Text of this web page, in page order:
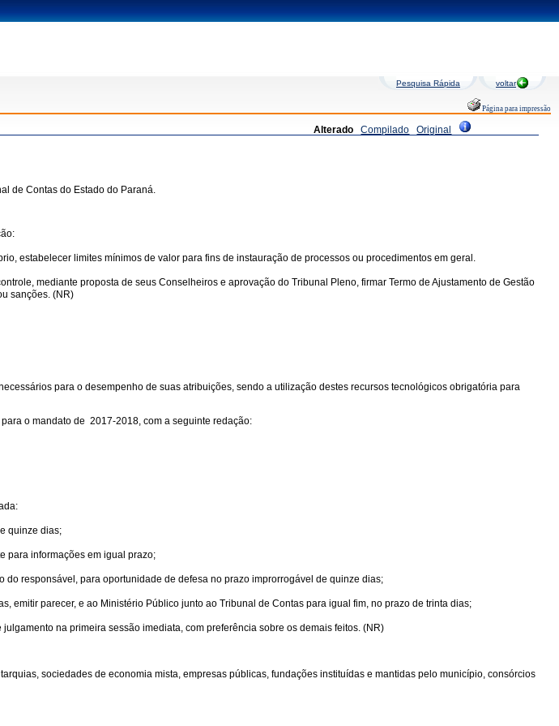
Pesquisa Rápida voltar
Página para impressão
Alterado Compilado Original
de Contas do Estado do Paraná.
estabelecer limites mínimos de valor para fins de instauração de processos ou procedimentos em geral.
mediante proposta de seus Conselheiros e aprovação do Tribunal Pleno, firmar Termo de Ajustamento de Gestão
sanções. (NR)
para o desempenho de suas atribuições, sendo a utilização destes recursos tecnológicos obrigatória para
o mandato de 2017-2018, com a seguinte redação:
quinze dias;
para informações em igual prazo;
responsável, para oportunidade de defesa no prazo improrrogável de quinze dias;
parecer, e ao Ministério Público junto ao Tribunal de Contas para igual fim, no prazo de trinta dias;
na primeira sessão imediata, com preferência sobre os demais feitos. (NR)
sociedades de economia mista, empresas públicas, fundações instituídas e mantidas pelo município, consórcios